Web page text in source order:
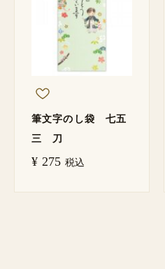
筆文字のし袋 七五
三 刀
¥ 275 税込